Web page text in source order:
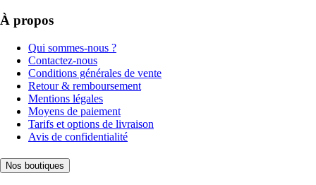
À propos
Qui sommes-nous ?
Contactez-nous
Conditions générales de vente
Retour & remboursement
Mentions légales
Moyens de paiement
Tarifs et options de livraison
Avis de confidentialité
Nos boutiques